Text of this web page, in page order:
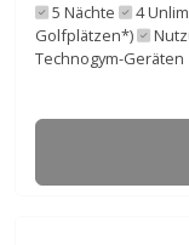
5 Nächte
4
Golfplätzen*)
Technogym-Geräten